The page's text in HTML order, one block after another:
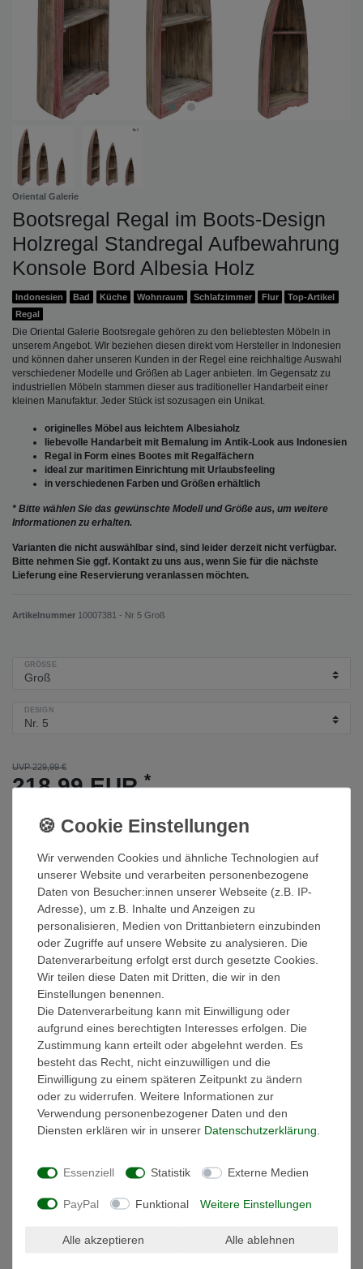
Oriental Galerie
Bootsregal Regal im Boots-Design
Holzregal Standregal Aufbewahrung
Konsole Bord Albesia Holz
Indonesien Bad Küche Wohnraum Schlafzimmer Flur
Top-Artikel
Regal
Die Oriental Galerie Bootsregale gehören zu den beliebtesten Möbeln in
unserem Angebot. WIr beziehen diesen direkt vom Hersteller in Indonesien
und können daher unseren Kunden in der Regel eine reichhaltige Auswahl
verschiedener Modelle und Größen ab Lager anbieten. Im Gegensatz zu
industriellen Möbeln stammen dieser aus traditioneller Handarbeit einer
kleinen Manufaktur. Jeder Stück ist sozusagen ein Unikat.
originelles Möbel aus leichtem Albesiaholz
liebevolle Handarbeit mit Bemalung im Antik-Look aus Indonesien
Regal in Form eines Bootes mit Regalfächern
ideal zur maritimen Einrichtung mit Urlaubsfeeling
in verschiedenen Farben und Größen erhältlich
* Bitte wählen Sie das gewünschte Modell und Größe aus, um weitere
Informationen zu erhalten.
Varianten die nicht auswählbar sind, sind leider derzeit nicht verfügbar.
Bitte nehmen Sie ggf. Kontakt zu uns aus, wenn Sie für die nächste
Lieferung eine Reservierung veranlassen möchten.
Artikelnummer 10007381 - Nr 5 Groß
GRÖSSE
DESIGN
UVP 229,99 €
218,99 EUR*
Inhalt1 Stück
In den Warenkorb
Wunschliste
* inkl. ges. MwSt. zzgl.Versandkosten
Beschreibung
Technische Daten
Weitere Details
EU-Verantwortlicher
Wir verwenden Cookies und ähnliche Technologien auf
unserer Website und verarbeiten personenbezogene
Daten von Besucher:innen unserer Webseite (z.B. IP-
Adresse), um z.B. Inhalte und Anzeigen zu
personalisieren, Medien von Drittanbietern einzubinden
oder Zugriffe auf unsere Website zu analysieren. Die
Datenverarbeitung erfolgt erst durch gesetzte Cookies.
Wir teilen diese Daten mit Dritten, die wir in den
Einstellungen benennen.
Die Datenverarbeitung kann mit Einwilligung oder
aufgrund eines berechtigten Interesses erfolgen. Die
Zustimmung kann erteilt oder abgelehnt werden. Es
besteht das Recht, nicht einzuwilligen und die
Einwilligung zu einem späteren Zeitpunkt zu ändern
oder zu widerrufen. Weitere Informationen zur
Verwendung personenbezogener Daten und den
Diensten erklären wir in unserer Daten­schutz­erklärung
Essenziell Statistik Externe Medien
PayPal Funktional Weitere Einstellungen
Alle akzeptieren Alle ablehnen